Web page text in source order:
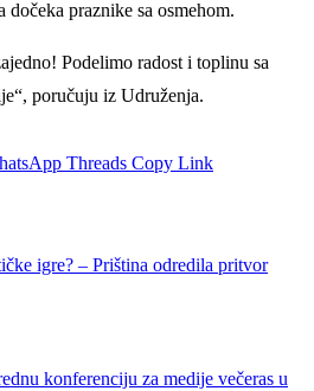
dočeka praznike sa osmehom.
Podelimo radost i toplinu sa
poručuju iz Udruženja.
Threads Copy Link
igre? – Priština odredila pritvor
konferenciju za medije večeras u